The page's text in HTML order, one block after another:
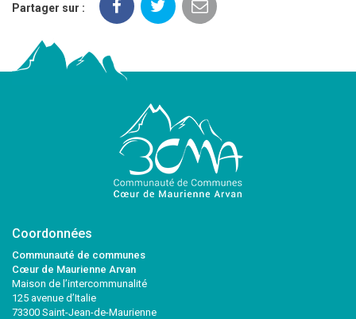
Partager sur :
Coordonnées
Communauté de communes
Cœur de Maurienne Arvan
Maison de l’intercommunalité
125 avenue d’Italie
73300 Saint-Jean-de-Maurienne